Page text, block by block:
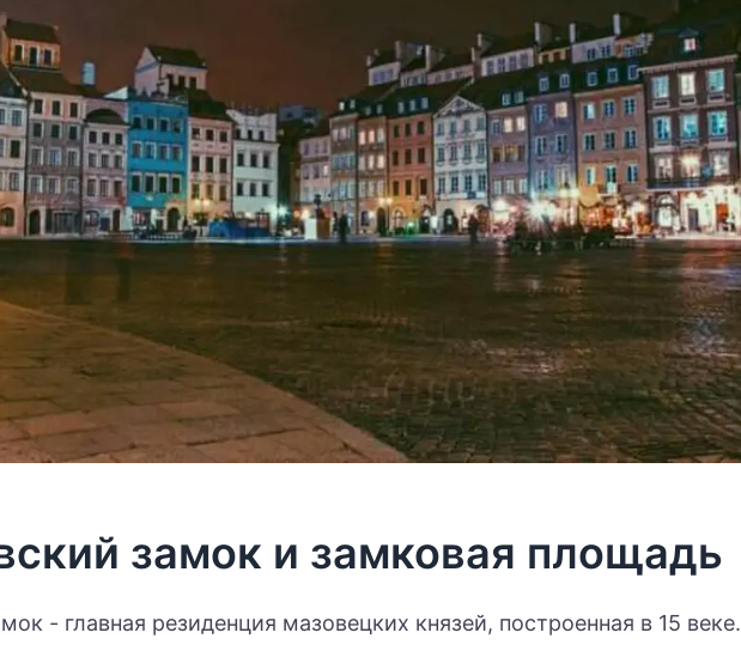
замок и замковая площадь
- главная резиденция мазовецких князей, построенная в 15 веке.